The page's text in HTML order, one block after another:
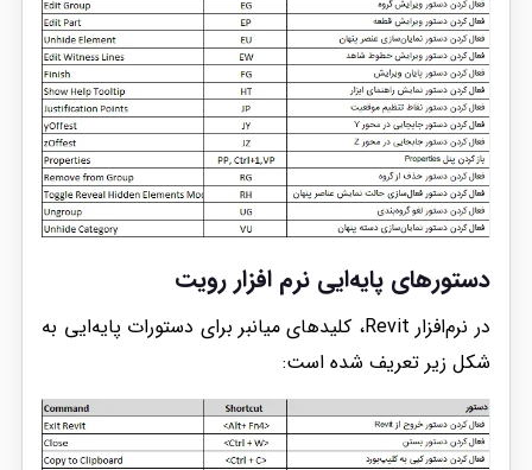
دستورهای پایه‌ایی نرم افزار رویت
در نرم‌افزار Revit، کلیدهای میانبر برای دستورات پایه‌ایی به
شکل زیر تعریف شده است: